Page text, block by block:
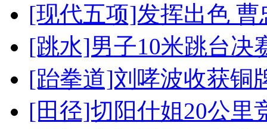
[现代五项]发挥出色
[跳水]男子10米跳台决
[跆拳道]刘哮波收获铜
[田径]切阳什姐20公里